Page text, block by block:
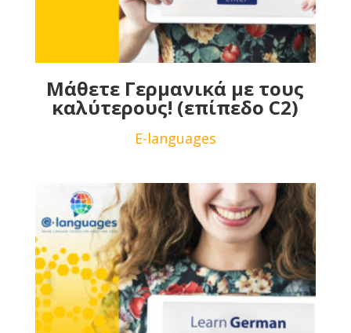
Μάθετε Γερμανικά με τους
καλύτερους! (επίπεδο C2)
E-languages